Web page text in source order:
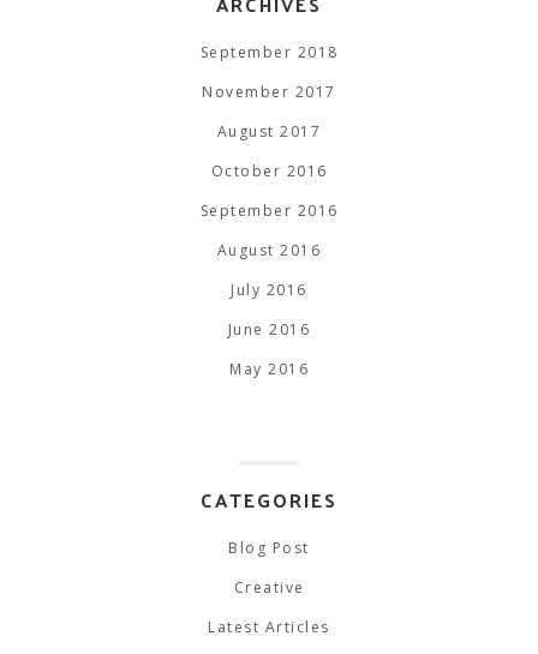
September 2018
November 2017
August 2017
October 2016
September 2016
August 2016
July 2016
June 2016
May 2016
CATEGORIES
Blog Post
Creative
Latest Articles